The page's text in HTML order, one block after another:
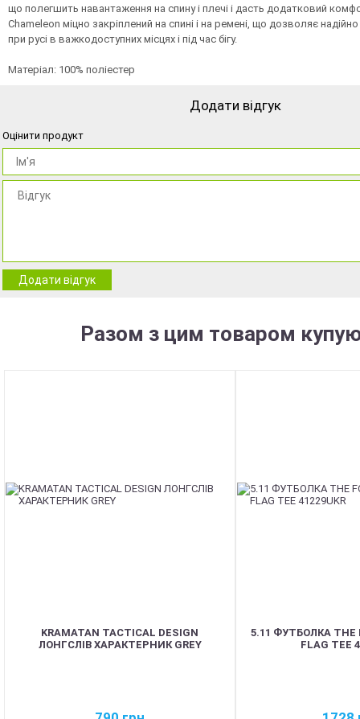
що полегшить навантаження на спину і плечі і дасть додатковий
Chameleon міцно закріплений на спині і на ремені, що дозволяє
при русі в важкодоступних місцях і під час бігу.
Матеріал: 100% поліестер
Додати відгук
Оцінити продукт
Додати відгук
Разом з цим товаром
KRAMATAN TACTICAL DESIGN
ЛОНГСЛІВ ХАРАКТЕРНИК GREY
5.11 ФУТБОЛКА THE
FLAG TEE